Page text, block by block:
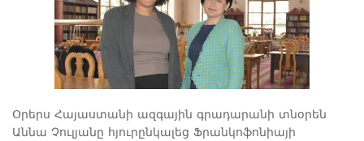
Օրերս Հայաստանի ազգային գրադարանի տնօրեն
Աննա Չուլյանը հյուրընկալեց Ֆրանկոֆոնիայի